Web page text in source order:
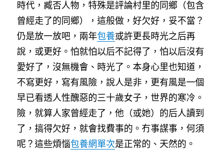
時代，臧否人物，特殊是評論村里的同鄉（包含
曾經走了的同鄉），這般做，好欠好，妥不當？
仍是放一放吧，兩年包養或許更長時光之后再
說，或更好。怕就怕以后不記得了，怕以后沒有
愛好了，沒無機會、時光了。本身心里也知道，
不寫更好，寫有風險，說人是非，更有風是一個
早已看透人性醜惡的三十歲女子，世界的寒冷。
險，就算人家曾經走了，他（或她）的后人讀到
了，搞得欠好，就會找費事的。冇事謀事，何須
呢？這些煩惱包養網單次是正常的、天然的。